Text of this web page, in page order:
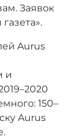
Заявок
Aurus
и
150–
Aurus